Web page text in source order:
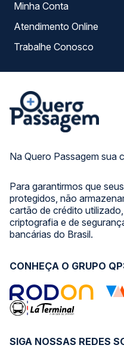
Na Quero Passagem sua
Para garantirmos que
protegidos, não
cartão de crédito
criptografia e de
bancárias do Brasil.
Minha Conta
Atendimento Online
Trabalhe Conosco
SIGA NOSSAS REDES
CONHEÇA O GRUPO